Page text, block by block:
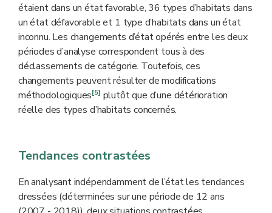
étaient dans un état favorable, 36 types d’habitats dans
un état défavorable et 1 type d’habitats dans un état
inconnu. Les changements d’état opérés entre les deux
périodes d’analyse correspondent tous à des
déclassements de catégorie. Toutefois, ces
changements peuvent résulter de modifications
méthodologiques[5] plutôt que d’une détérioration
réelle des types d’habitats concernés.
Tendances contrastées
En analysant indépendamment de l’état les tendances
dressées (déterminées sur une période de 12 ans